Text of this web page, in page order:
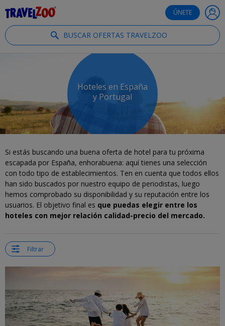
ÚNETE
BUSCAR OFERTAS TRAVELZOO
Hoteles en España
y Portugal
Si estás buscando una buena oferta de hotel para tu próxima
escapada por España, enhorabuena: aquí tienes una selección
con todo tipo de establecimientos. Ten en cuenta que todos ellos
han sido buscados por nuestro equipo de periodistas, luego
hemos comprobado su disponibilidad y su reputación entre los
usuarios. El objetivo final es que puedas elegir entre los
hoteles con mejor relación calidad-precio del mercado.
Filtrar
←